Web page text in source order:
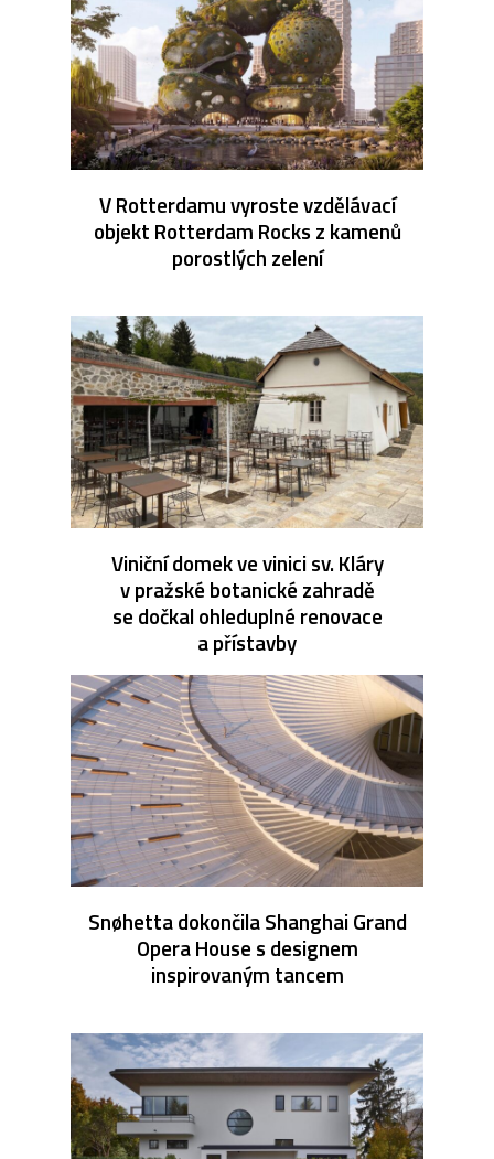
V Rotterdamu vyroste vzdělávací
objekt Rotterdam Rocks z kamenů
porostlých zelení
Viniční domek ve vinici sv. Kláry
v pražské botanické zahradě
se dočkal ohleduplné renovace
a přístavby
Snøhetta dokončila Shanghai Grand
Opera House s designem
inspirovaným tancem